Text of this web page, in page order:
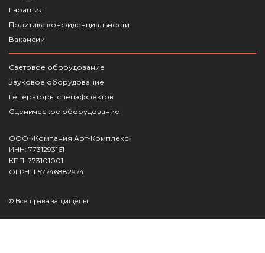
Гарантия
Политика конфиденциальности
Вакансии
Световое оборудование
Звуковое оборудование
Генераторы спецэффектов
Сценическое оборудование
ООО «Компания Арт-Комплекс»
ИНН: 7731293161
КПП: 773101001
ОГРН: 1157746882974
© Все права защищены